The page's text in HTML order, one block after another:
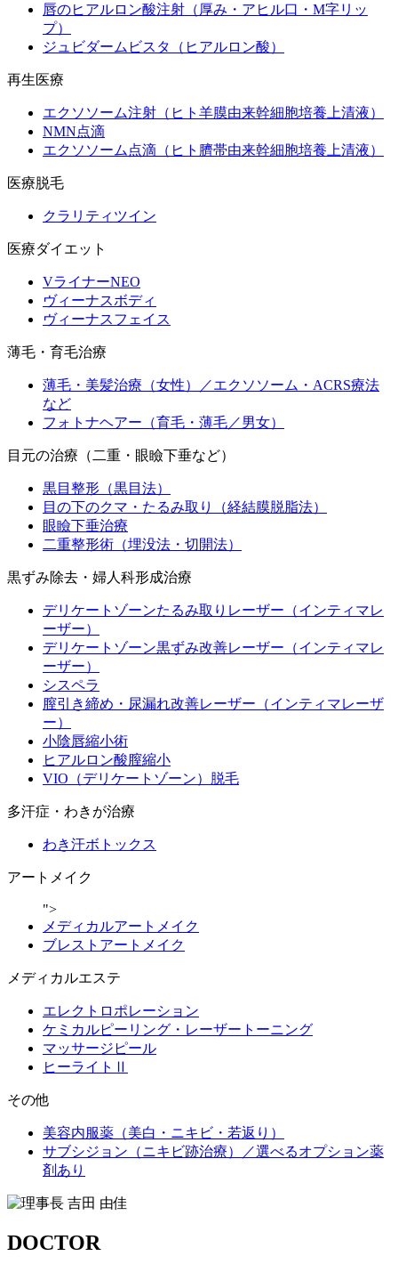
唇のヒアルロン酸注射（厚み・アヒル口・M字リッ
プ）
ジュビダームビスタ（ヒアルロン酸）
再生医療
エクソソーム注射（ヒト羊膜由来幹細胞培養上清液）
NMN点滴
エクソソーム点滴（ヒト臍帯由来幹細胞培養上清液）
医療脱毛
クラリティツイン
医療ダイエット
VライナーNEO
ヴィーナスボディ
ヴィーナスフェイス
薄毛・育毛治療
薄毛・美髪治療（女性）／エクソソーム・ACRS療法
など
フォトナヘアー（育毛・薄毛／男女）
目元の治療（二重・眼瞼下垂など）
黒目整形（黒目法）
目の下のクマ・たるみ取り（経結膜脱脂法）
眼瞼下垂治療
二重整形術（埋没法・切開法）
黒ずみ除去・婦人科形成治療
デリケートゾーンたるみ取りレーザー（インティマレ
ーザー）
デリケートゾーン黒ずみ改善レーザー（インティマレ
ーザー）
シスペラ
膣引き締め・尿漏れ改善レーザー（インティマレーザ
ー）
小陰唇縮小術
ヒアルロン酸膣縮小
VIO（デリケートゾーン）脱毛
多汗症・わきが治療
わき汗ボトックス
アートメイク
">
メディカルアートメイク
ブレストアートメイク
メディカルエステ
エレクトロポレーション
ケミカルピーリング・レーザートーニング
マッサージピール
ヒーライトⅡ
その他
美容内服薬（美白・ニキビ・若返り）
サブシジョン（ニキビ跡治療）／選べるオプション薬
剤あり
DOCTOR